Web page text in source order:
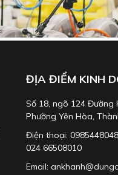
ĐỊA ĐIỂM KINH
Số 18, ngõ 124 Đường
Phường Yên Hòa,
Điện thoại:
024 66508010
Email: